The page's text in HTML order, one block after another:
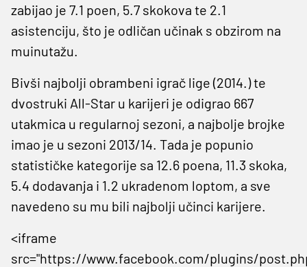
zabijao je 7.1 poen, 5.7 skokova te 2.1
asistenciju, što je odličan učinak s obzirom na
muinutažu.
Bivši najbolji obrambeni igrač lige (2014.) te
dvostruki All-Star u karijeri je odigrao 667
utakmica u regularnoj sezoni, a najbolje brojke
imao je u sezoni 2013/14. Tada je popunio
statističke kategorije sa 12.6 poena, 11.3 skoka,
5.4 dodavanja i 1.2 ukradenom loptom, a sve
navedeno su mu bili najbolji učinci karijere.
<iframe
src="https://www.facebook.com/plugins/